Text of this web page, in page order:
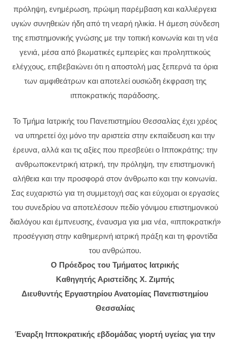
πρόληψη, ενημέρωση, πρώιμη παρέμβαση και καλλιέργεια
υγιών συνηθειών ήδη από τη νεαρή ηλικία. Η άμεση σύνδεση
της επιστημονικής γνώσης με την τοπική κοινωνία και τη νέα
γενιά, μέσα από βιωματικές εμπειρίες και προληπτικούς
ελέγχους, επιβεβαιώνει ότι η αποστολή μας ξεπερνά τα όρια
των αμφιθεάτρων και αποτελεί ουσιώδη έκφραση της
ιπποκρατικής παράδοσης.
Το Τμήμα Ιατρικής του Πανεπιστημίου Θεσσαλίας έχει χρέος
να υπηρετεί όχι μόνο την αριστεία στην εκπαίδευση και την
έρευνα, αλλά και τις αξίες που πρεσβεύει ο Ιπποκράτης: την
ανθρωποκεντρική ιατρική, την πρόληψη, την επιστημονική
αλήθεια και την προσφορά στον άνθρωπο και την κοινωνία.
Σας ευχαριστώ για τη συμμετοχή σας και εύχομαι οι εργασίες
του συνεδρίου να αποτελέσουν πεδίο γόνιμου επιστημονικού
διαλόγου και έμπνευσης, έναυσμα για μια νέα, «ιπποκρατική»
προσέγγιση στην καθημερινή ιατρική πράξη και τη φροντίδα
του ανθρώπου.
Ο Πρόεδρος του Τμήματος Ιατρικής
Καθηγητής Αριστείδης Χ. Ζιμπής
Διευθυντής Εργαστηρίου Ανατομίας Πανεπιστημίου
Θεσσαλίας
Έναρξη Ιπποκρατικής εβδομάδας γιορτή υγείας για την